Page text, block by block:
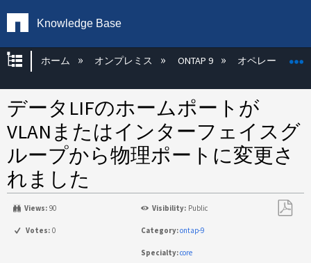
Knowledge Base
グローバル階層を展開/折りたたむ
ホーム オンプレミス ONTAP 9 オペレーティン
データLIFのホームポートが
VLANまたはインターフェイスグ
ループから物理ポートに変更さ
れました
Views: 90 Visibility: Public
Votes: 0 Category:ontap-9
Specialty:core